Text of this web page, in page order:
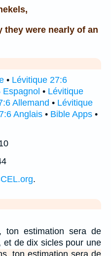
were nearly of an
• Lévitique 27:6
Espagnol • Lévitique
Allemand • Lévitique
Anglais • Bible Apps •
.
estimation sera de
et de dix sicles pour une
ton estimation sera de